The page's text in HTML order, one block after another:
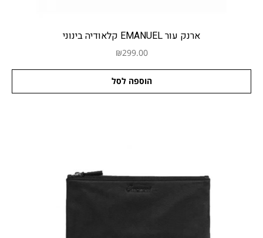
ארנק עור EMANUEL קלאודיה בינוני
₪299.00
הוספה לסל